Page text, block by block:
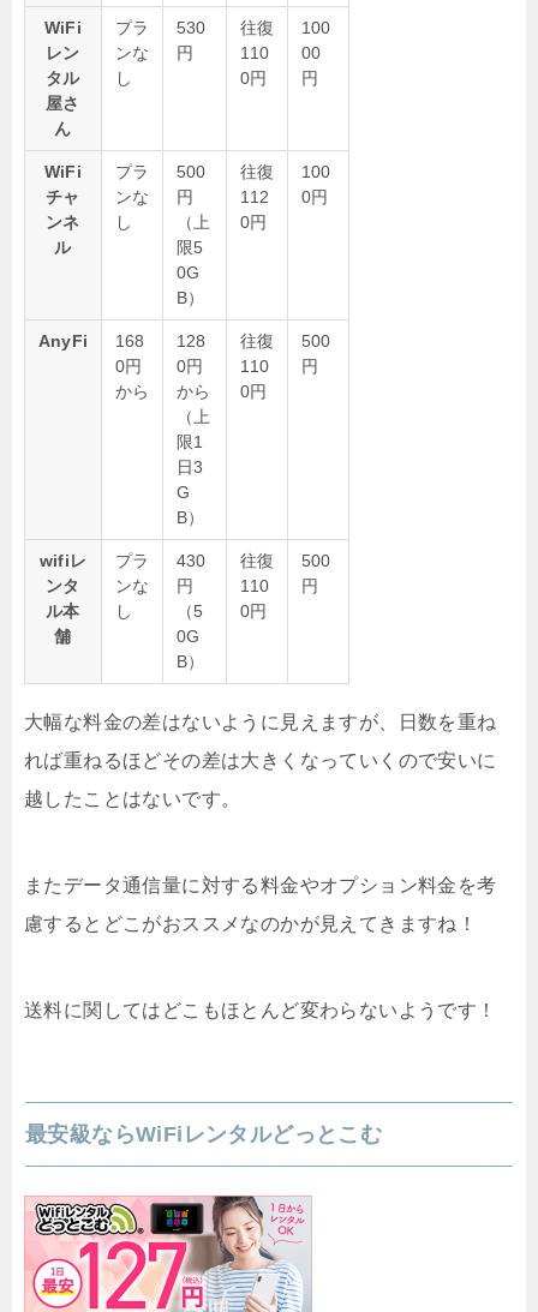
WiFi
レン
タル
屋さ
ん
プラ
ンな
し
530
円
往復
110
0円
100
00
円
WiFi
チャ
ンネ
ル
プラ
ンな
し
500
円
（上
限5
0G
B）
往復
112
0円
100
0円
AnyFi
168
0円
から
128
0円
から
（上
限1
日3
G
B）
往復
110
0円
500
円
wifiレ
ンタ
ル本
舗
プラ
ンな
し
430
円
（5
0G
B）
往復
110
0円
500
円
大幅な料金の差はないように見えますが、日数を重ね
れば重ねるほどその差は大きくなっていくので安いに
越したことはないです。
またデータ通信量に対する料金やオプション料金を考
慮するとどこがおススメなのかが見えてきますね！
送料に関してはどこもほとんど変わらないようです！
最安級ならWiFiレンタルどっとこむ